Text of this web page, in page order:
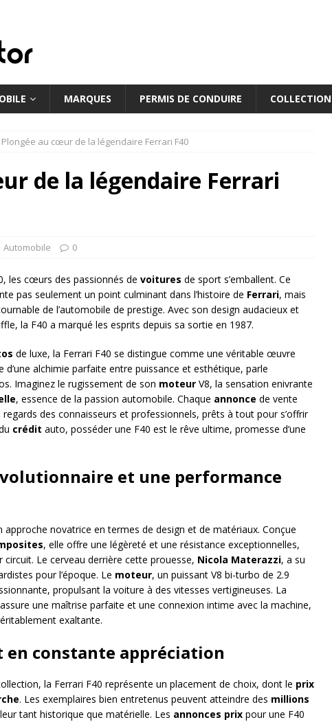
MARQUES PERMIS DE CONDUIRE COLLECTION
Plongée au cœur de la légendaire Ferrari F40
de la légendaire Ferrari
Automobile 0
les cœurs des passionnés de voitures de sport s’emballent. Ce
pas seulement un point culminant dans l’histoire de Ferrari, mais
de l’automobile de prestige. Avec son design audacieux et
la F40 a marqué les esprits depuis sa sortie en 1987.
de luxe, la Ferrari F40 se distingue comme une véritable œuvre
d’une alchimie parfaite entre puissance et esthétique, parle
Imaginez le rugissement de son moteur V8, la sensation enivrante
, essence de la passion automobile. Chaque annonce de vente
des connaisseurs et professionnels, prêts à tout pour s’offrir
crédit auto, posséder une F40 est le rêve ultime, promesse d’une
et une performance
approche novatrice en termes de design et de matériaux. Conçue
, elle offre une légèreté et une résistance exceptionnelles,
Le cerveau derrière cette prouesse, Nicola Materazzi, a su
pour l’époque. Le moteur, un puissant V8 bi-turbo de 2.9
propulsant la voiture à des vitesses vertigineuses. La
assure une maîtrise parfaite et une connexion intime avec la machine,
exaltante.
en constante appréciation
la Ferrari F40 représente un placement de choix, dont le prix
. Les exemplaires bien entretenus peuvent atteindre des millions
tant historique que matérielle. Les annonces prix pour une F40